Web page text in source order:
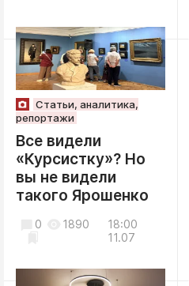
Статьи, аналитика,
репортажи
Все видели
«Курсистку»? Но
вы не видели
такого Ярошенко
18:00
11.07
0 1890